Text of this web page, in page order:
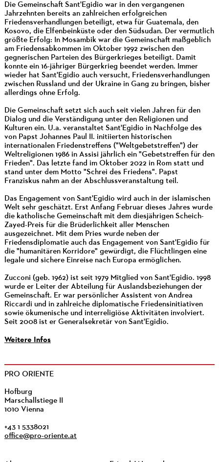
Die Gemeinschaft Sant'Egidio war in den vergangenen
Jahrzehnten bereits an zahlreichen erfolgreichen
Friedensverhandlungen beteiligt, etwa für Guatemala, den
Kosovo, die Elfenbeinküste oder den Südsudan. Der vermutlich
größte Erfolg: In Mosambik war die Gemeinschaft maßgeblich
am Friedensabkommen im Oktober 1992 zwischen den
gegnerischen Parteien des Bürgerkrieges beteiligt. Damit
konnte ein 16-jähriger Bürgerkrieg beendet werden. Immer
wieder hat Sant'Egidio auch versucht, Friedensverhandlungen
zwischen Russland und der Ukraine in Gang zu bringen, bisher
allerdings ohne Erfolg.
Die Gemeinschaft setzt sich auch seit vielen Jahren für den
Dialog und die Verständigung unter den Religionen und
Kulturen ein. U.a. veranstaltet Sant'Egidio in Nachfolge des
von Papst Johannes Paul II. initiierten historischen
internationalen Friedenstreffens ("Weltgebetstreffen") der
Weltreligionen 1986 in Assisi jährlich ein "Gebetstreffen für den
Frieden". Das letzte fand im Oktober 2022 in Rom statt und
stand unter dem Motto "Schrei des Friedens". Papst
Franziskus nahm an der Abschlussveranstaltung teil.
Das Engagement von Sant'Egidio wird auch in der islamischen
Welt sehr geschätzt. Erst Anfang Februar dieses Jahres wurde
die katholische Gemeinschaft mit dem diesjährigen Scheich-
Zayed-Preis für die Brüderlichkeit aller Menschen
ausgezeichnet. Mit dem Pries wurde neben der
Friedensdiplomatie auch das Engagement von Sant'Egidio für
die "humanitären Korridore" gewürdigt, die Flüchtlingen eine
legale und sichere Einreise nach Europa ermöglichen.
Zucconi (geb. 1962) ist seit 1979 Mitglied von Sant'Egidio. 1998
wurde er Leiter der Abteilung für Auslandsbeziehungen der
Gemeinschaft. Er war persönlicher Assistent von Andrea
Riccardi und in zahlreiche diplomatische Friedensinitiativen
sowie ökumenische und interreligiöse Aktivitäten involviert.
Seit 2008 ist er Generalsekretär von Sant'Egidio.
Weitere Infos
PRO ORIENTE
Hofburg
Marschallstiege II
1010 Vienna
+43 1 5338021
office@pro-oriente.at